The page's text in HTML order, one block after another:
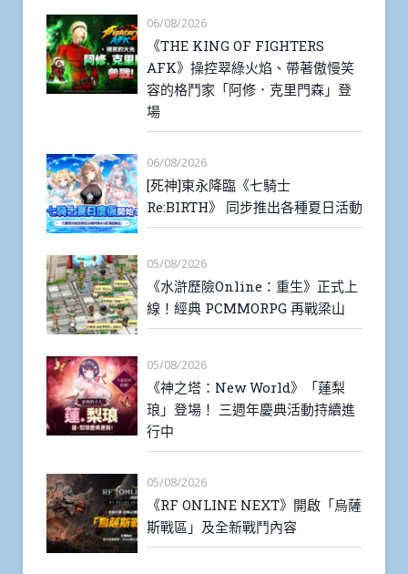
06/08/2026
《THE KING OF FIGHTERS
AFK》操控翠綠火焰、帶著傲慢笑
容的格鬥家「阿修．克里門森」登
場
06/08/2026
[死神]東永降臨《七騎士
Re:BIRTH》 同步推出各種夏日活動
05/08/2026
《水滸歷險Online：重生》正式上
線！經典 PCMMORPG 再戰梁山
05/08/2026
《神之塔：New World》「蓮梨
琅」登場！ 三週年慶典活動持續進
行中
05/08/2026
《RF ONLINE NEXT》開啟「烏薩
斯戰區」及全新戰鬥內容